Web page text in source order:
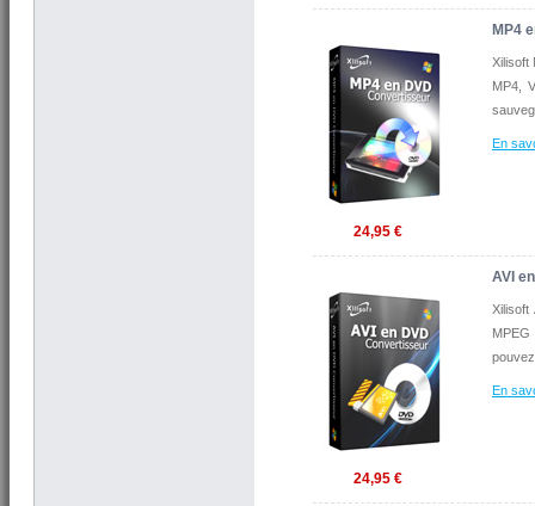
24,95 €
MP4
Xilisoft
MP4,
En
24,95 €
AVI
MPEG
En